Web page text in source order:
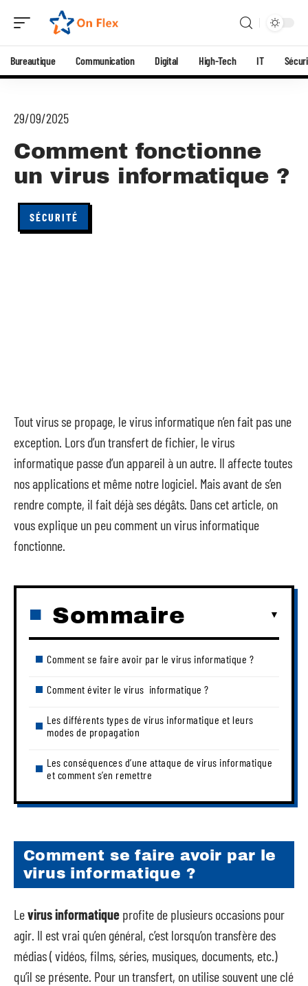
Bureautique Communication Digital High-Tech IT
29/09/2025
Comment fonctionne
un virus informatique ?
SÉCURITÉ
Tout virus se propage, le virus informatique n’en fait pas une
exception. Lors d’un transfert de fichier, le virus
informatique passe d’un appareil à un autre. Il affecte toutes
nos applications et même notre logiciel. Mais avant de s’en
rendre compte, il fait déjà ses dégâts. Dans cet article, on
vous explique un peu comment un virus informatique
fonctionne.
Sommaire
Comment se faire avoir par le virus informatique ?
Comment éviter le virus informatique ?
Les différents types de virus informatique et leurs
modes de propagation
Les conséquences d’une attaque de virus informatique
et comment s’en remettre
Comment se faire avoir par le
virus informatique ?
Levirusinformatique profite de plusieurs occasions pour
agir. Il est vrai qu’en général, c’est lorsqu’on transfère des
médias ( vidéos, films, séries, musiques, documents, etc.)
qu’il se présente. Pour un transfert, on utilise souvent une clé